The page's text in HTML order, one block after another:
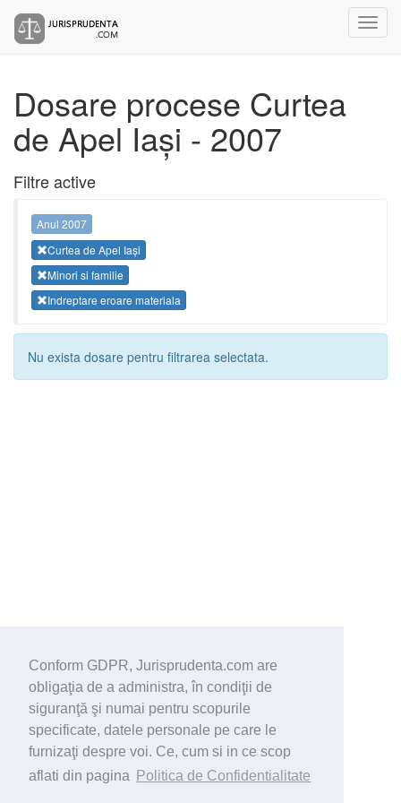
Conform GDPR, Jurisprudenta.com are
obligaţia de a administra, în condiţii de
siguranţă şi numai pentru scopurile
specificate, datele personale pe care le
furnizaţi despre voi. Ce, cum si in ce scop
aflati din pagina
Politica de Confidentialitate
Dosare procese Curtea
de Apel Iași - 2007
Filtre active
Anul 2007
Curtea de Apel Iași
Minori si familie
Indreptare eroare materiala
Nu exista dosare pentru filtrarea selectata.